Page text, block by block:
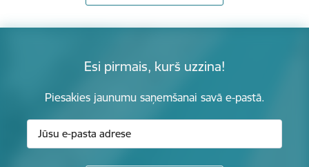
Esi pirmais, kurš uzzina!
Piesakies jaunumu saņemšanai savā e-pastā.